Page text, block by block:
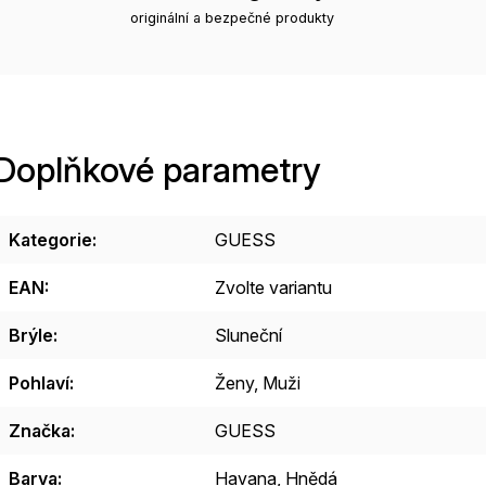
originální a bezpečné produkty
parametry
Kategorie: GUESS
EAN: Zvolte variantu
Brýle: Sluneční
Pohlaví: Ženy, Muži
Značka: GUESS
Barva: Havana, Hnědá